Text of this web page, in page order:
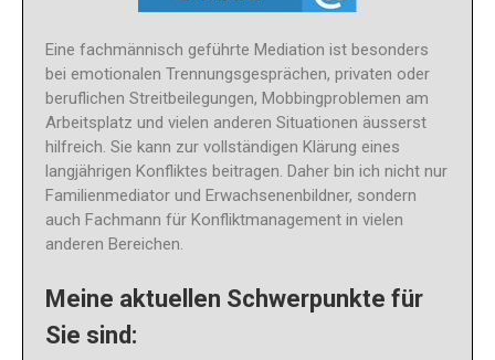
Eine fachmännisch geführte Mediation ist besonders
bei emotionalen Trennungsgesprächen, privaten oder
beruflichen Streitbeilegungen, Mobbingproblemen am
Arbeitsplatz und vielen anderen Situationen äusserst
hilfreich. Sie kann zur vollständigen Klärung eines
langjährigen Konfliktes beitragen. Daher bin ich nicht nur
Familienmediator und Erwachsenenbildner, sondern
auch Fachmann für Konfliktmanagement in vielen
anderen Bereichen.
Meine aktuellen Schwerpunkte für
Sie sind: